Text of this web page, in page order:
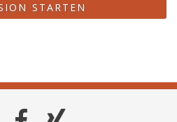
STARTEN